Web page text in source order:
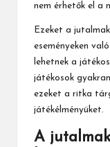
nem érhetők el a
Ezeket a
eseményeken
lehetnek a
játékosok
ezeket a ritka
játékélményüket.
A